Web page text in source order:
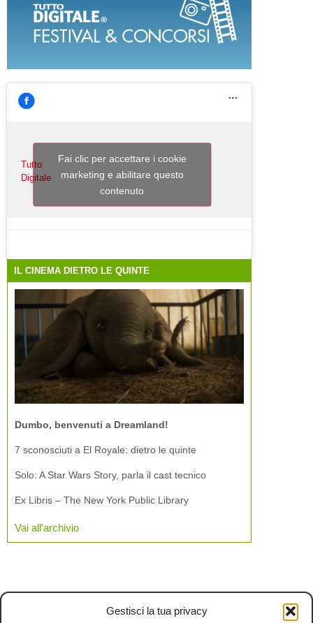
Gestisci la tua privacy
Tutto
Digitale
Fai clic per accettare i cookie
marketing e abilitare questo
contenuto
IL CINEMA DIETRO LE QUINTE
Dumbo, benvenuti a Dreamland!
7 sconosciuti a El Royale: dietro le quinte
Solo: A Star Wars Story, parla il cast tecnico
Ex Libris – The New York Public Library
Vai all'archivio